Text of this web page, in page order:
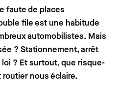
faute de places
file est une habitude
automobilistes. Mais
? Stationnement, arrêt
? Et surtout, que risque-
routier nous éclaire.